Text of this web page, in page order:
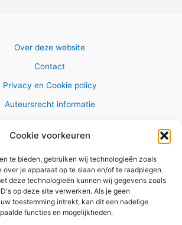
Cookie voorkeuren
te bieden, gebruiken wij technologieën zoals
over je apparaat op te slaan en/of te raadplegen.
deze technologieën kunnen wij gegevens zoals
op deze site verwerken. Als je geen
toestemming intrekt, kan dit een nadelige
functies en mogelijkheden.
Over deze website
Contact
Privacy en Cookie policy
Auteursrecht informatie
© 2026 AlleWandelRoutes.nl